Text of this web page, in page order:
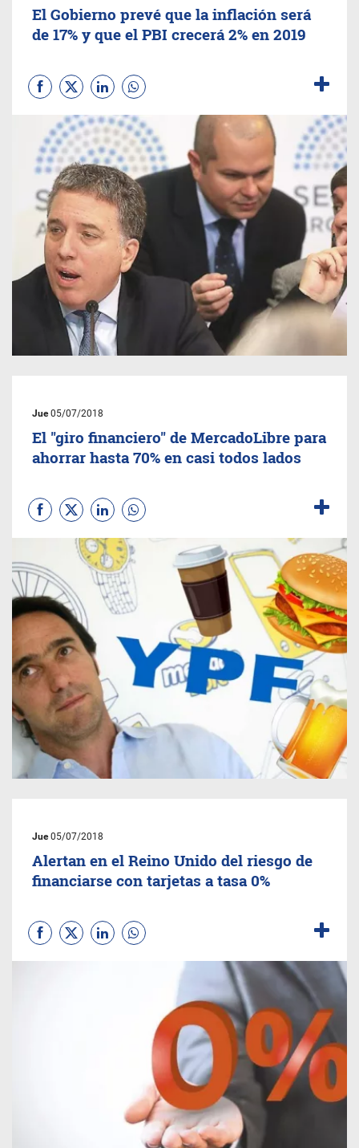
El Gobierno prevé que la inflación será
de 17% y que el PBI crecerá 2% en 2019
Jue05/07/2018
El "giro financiero" de MercadoLibre para
ahorrar hasta 70% en casi todos lados
Jue05/07/2018
Alertan en el Reino Unido del riesgo de
financiarse con tarjetas a tasa 0%